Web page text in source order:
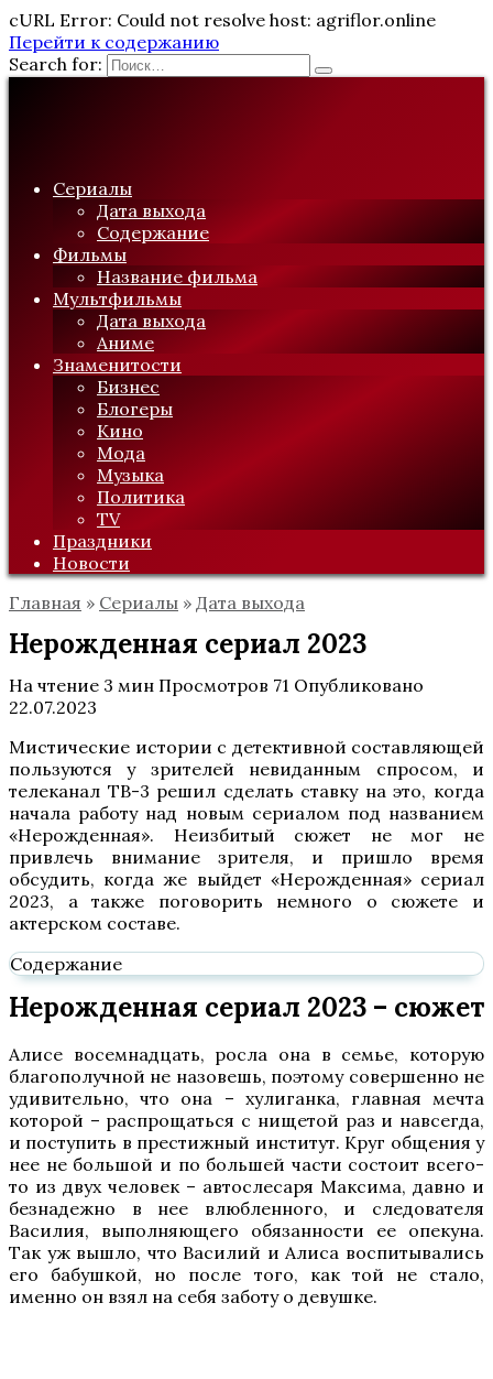
cURL Error: Could not resolve host: agriflor.online
Перейти к содержанию
Search for:
Сериалы
Дата выхода
Содержание
Фильмы
Название фильма
Мультфильмы
Дата выхода
Аниме
Знаменитости
Бизнес
Блогеры
Кино
Мода
Музыка
Политика
TV
Праздники
Новости
Главная » Сериалы » Дата выхода
Нерожденная сериал 2023
На чтение 3 мин Просмотров 71 Опубликовано
22.07.2023
Мистические истории с детективной составляющей
пользуются у зрителей невиданным спросом, и
телеканал ТВ-3 решил сделать ставку на это, когда
начала работу над новым сериалом под названием
«Нерожденная». Неизбитый сюжет не мог не
привлечь внимание зрителя, и пришло время
обсудить, когда же выйдет «Нерожденная» сериал
2023, а также поговорить немного о сюжете и
актерском составе.
Содержание
Нерожденная сериал 2023 – сюжет
Алисе восемнадцать, росла она в семье, которую
благополучной не назовешь, поэтому совершенно не
удивительно, что она – хулиганка, главная мечта
которой – распрощаться с нищетой раз и навсегда,
и поступить в престижный институт. Круг общения у
нее не большой и по большей части состоит всего-
то из двух человек – автослесаря Максима, давно и
безнадежно в нее влюбленного, и следователя
Василия, выполняющего обязанности ее опекуна.
Так уж вышло, что Василий и Алиса воспитывались
его бабушкой, но после того, как той не стало,
именно он взял на себя заботу о девушке.